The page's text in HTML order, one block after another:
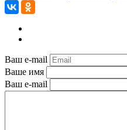
Ваш e-mail
Ваше имя
Ваш e-mail